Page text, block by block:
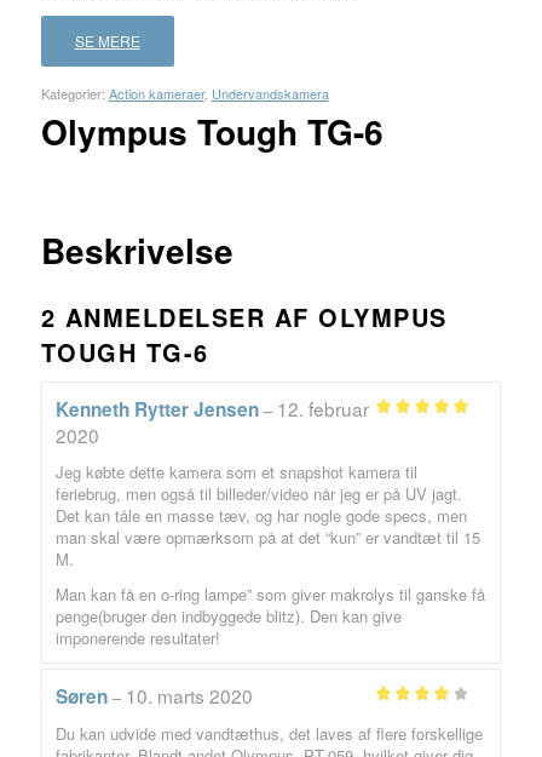
SE MERE
Kategorier: Action kameraer, Undervandskamera
Olympus Tough TG-6
Beskrivelse
2 ANMELDELSER AFOLYMPUS
TOUGH TG-6
Kenneth Rytter Jensen – 12. februar
2020
Jeg købte dette kamera som et snapshot kamera til
feriebrug, men også til billeder/video når jeg er på UV jagt.
Det kan tåle en masse tæv, og har nogle gode specs, men
man skal være opmærksom på at det “kun” er vandtæt til 15
M.
Man kan få en o-ring lampe” som giver makrolys til ganske få
penge(bruger den indbyggede blitz). Den kan give
imponerende resultater!
4ud af 5
Søren – 10. marts 2020
Du kan udvide med vandtæthus, det laves af flere forskellige